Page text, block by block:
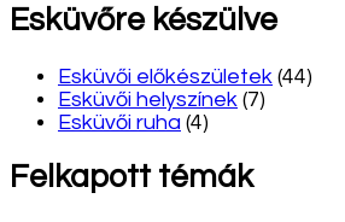
Esküvőre készülve
Esküvői előkészületek (44)
Esküvői helyszínek (7)
Esküvői ruha (4)
Felkapott témák